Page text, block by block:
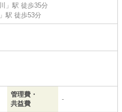
」駅 徒歩35分
」駅 徒歩53分
管理費・
共益費
-